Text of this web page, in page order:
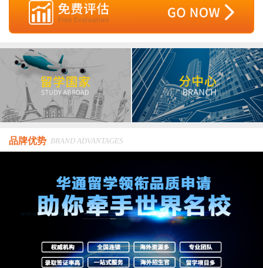
品牌优势 BRAND ADVANTAGES